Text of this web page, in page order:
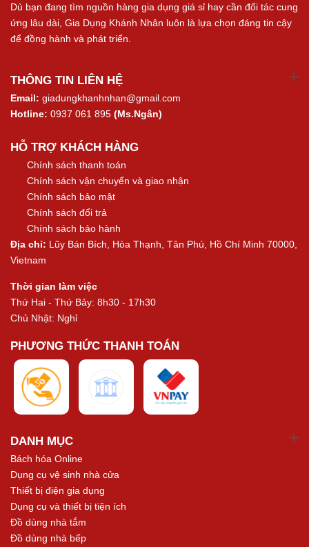
Dù bạn đang tìm nguồn hàng gia dụng giá sỉ hay cần đối tác cung
ứng lâu dài, Gia Dụng Khánh Nhân luôn là lựa chọn đáng tin cậy
để đồng hành và phát triển.
THÔNG TIN LIÊN HỆ
Email: giadungkhanhnhan@gmail.com
Hotline: 0937 061 895 (Ms.Ngân)
HỖ TRỢ KHÁCH HÀNG
Chính sách thanh toán
Chính sách vận chuyển và giao nhận
Chính sách bảo mật
Chính sách đổi trả
Chính sách bảo hành
Địa chỉ: Lũy Bán Bích, Hòa Thạnh, Tân Phú, Hồ Chí Minh 70000,
Vietnam
Thời gian làm việc
Thứ Hai - Thứ Bảy: 8h30 - 17h30
Chủ Nhật: Nghỉ
PHƯƠNG THỨC THANH TOÁN
DANH MỤC
Bách hóa Online
Dụng cụ vệ sinh nhà cửa
Thiết bị điện gia dụng
Dụng cụ và thiết bị tiện ích
Đồ dùng nhà tắm
Đồ dùng nhà bếp